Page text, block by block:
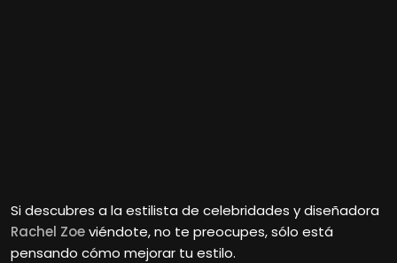
Si descubres a la estilista de celebridades y diseñadora
Rachel Zoeviéndote, no te preocupes, sólo está
pensando cómo mejorar tu estilo.